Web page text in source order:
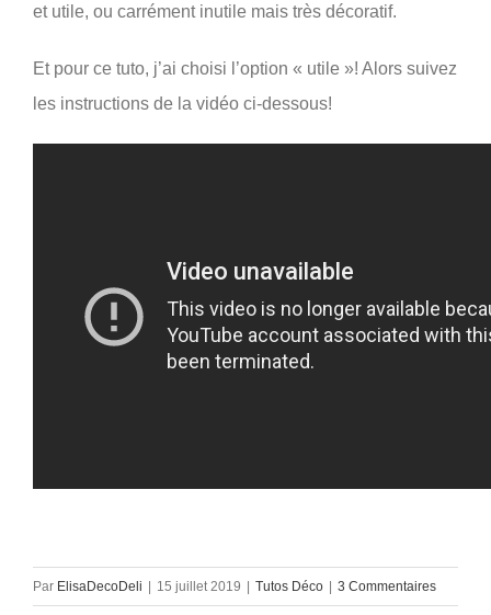
et utile, ou carrément inutile mais très décoratif.
Et pour ce tuto, j’ai choisi l’option « utile »! Alors suivez
les instructions de la vidéo ci-dessous!
Par ElisaDecoDeli 15 juillet 2019 Tutos Déco 3 Commentaires